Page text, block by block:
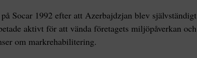
Socar 1992 efter att Azerbajdzjan blev självständigt
aktivt för att vända företagets miljöpåverkan och
om markrehabilitering.